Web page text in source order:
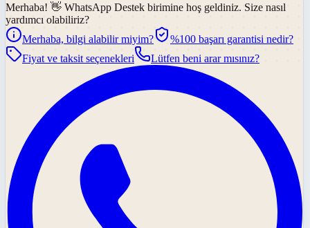
Merhaba! 👋 WhatsApp Destek birimine hoş geldiniz. Size nasıl
yardımcı olabiliriz?
Merhaba, bilgi alabilir miyim?
%100 başarı garantisi nedir?
Fiyat ve taksit seçenekleri
Lütfen beni arar mısınız?